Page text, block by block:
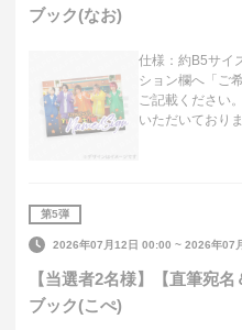
ブック(なお)
仕様：約B5サイ
ション欄へ「ご
ご記載ください
いただいており
第5弾
2026年07月12日 00:00 ~2026年07
【当選者2名様】【直筆宛
ブック(こぺ)